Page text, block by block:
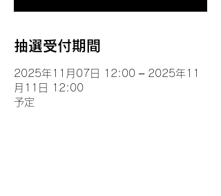
抽選受付期間
2025年11月07日 12:00 – 2025年11
月11日 12:00
予定